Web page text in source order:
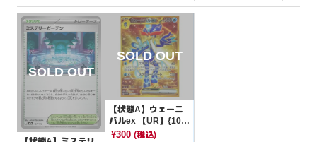
【状態A】ウェーニ
バルex 【UR】{103/
073}[SV1a]
¥300(税込)